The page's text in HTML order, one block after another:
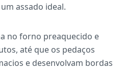
assado ideal.
no forno preaquecido e
até que os pedaços
e desenvolvam bordas